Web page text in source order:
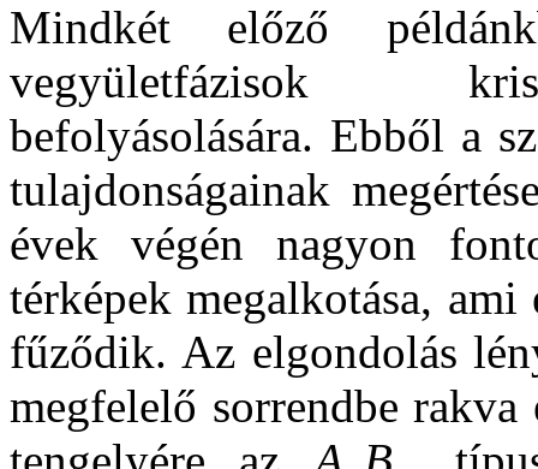
Mindkét előző
vegyületfázisok
befolyásolására. Ebből a
tulajdonságainak
évek végén nagyon
térképek megalkotása,
fűződik. Az elgondolás
megfelelő sorrendbe